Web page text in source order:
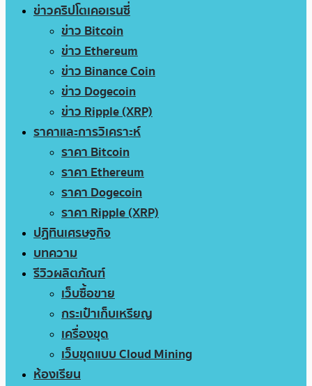
ข่าวคริปโตเคอเรนซี่
ข่าว Bitcoin
ข่าว Ethereum
ข่าว Binance Coin
ข่าว Dogecoin
ข่าว Ripple (XRP)
ราคาและการวิเคราะห์
ราคา Bitcoin
ราคา Ethereum
ราคา Dogecoin
ราคา Ripple (XRP)
ปฏิทินเศรษฐกิจ
บทความ
รีวิวผลิตภัณฑ์
เว็บซื้อขาย
กระเป๋าเก็บเหรียญ
เครื่องขุด
เว็บขุดแบบ Cloud Mining
ห้องเรียน